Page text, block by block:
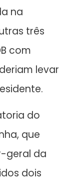
na
três
com
levar
do
que
geral da
dois